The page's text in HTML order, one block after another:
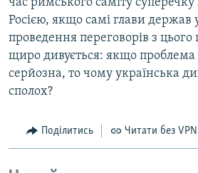
Росією, якщо самі глави
проведення переговорів з
щиро дивується: якщо проблема
серйозна, то чому українська
сполох?
Поділитись Читати без VPN